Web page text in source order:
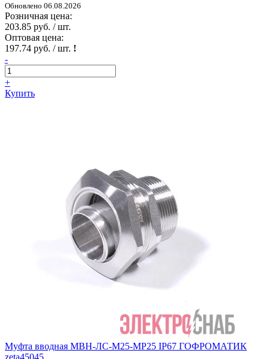
Обновлено 06.08.2026
Розничная цена:
203.85 руб. / шт.
Оптовая цена:
197.74 руб. / шт. !
-
+
Купить
Муфта вводная МВН-ЛС-М25-МР25 IP67 ГОФРОМАТИК
zeta45045